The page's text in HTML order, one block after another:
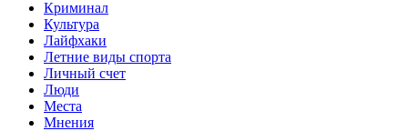
Криминал
Культура
Лайфхаки
Летние виды спорта
Личный счет
Люди
Места
Мнения